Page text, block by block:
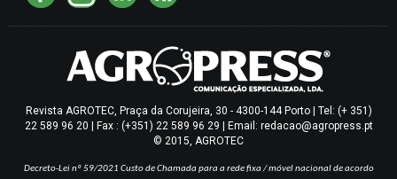
Revista AGROTEC, Praça da Corujeira, 30 - 4300-144 Porto | Tel: (+ 351)
22 589 96 20 | Fax : (+351) 22 589 96 29 | Email: redacao@agropress.pt
© 2015, AGROTEC
Decreto-Lei nº 59/2021 Custo de Chamada para a rede fixa / móvel nacional de acordo